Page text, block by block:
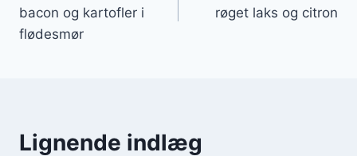
bacon og kartofler i
flødesmør
røget laks og citron
Lignende indlæg